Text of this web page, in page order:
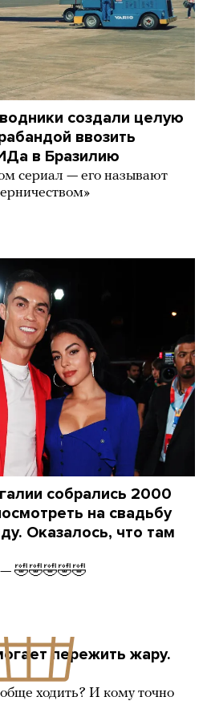
создали целую
ввозить
в Бразилию
сериал — его называют
собрались 2000
на свадьбу
Оказалось, что там
🤣🤣🤣🤣🤣
пережить жару.
ходить? И кому точно